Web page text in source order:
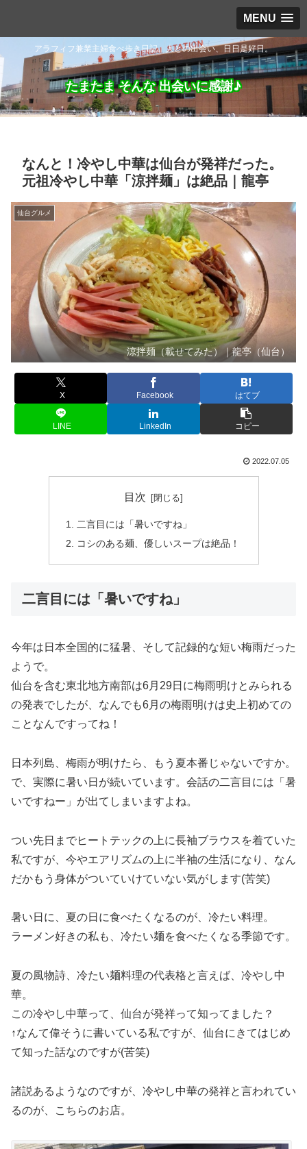
MENU
アラフィフ兼業主婦食べ歩き日記。人との出会い、日日是好日。
たまたま そんな 出会いに感謝♪
なんと！冷やし中華は仙台が発祥だった。
元祖冷やし中華「涼拌麺」は絶品｜龍亭
仙台グルメ
涼拌麺（載せてみた）｜龍亭（仙台）
X Facebook はてブ
LINE LinkedIn コピー
2022.07.05
目次
二言目には「暑いですね」
コシのある麺、優しいスープは絶品！
二言目には「暑いですね」
今年は日本全国的に猛暑、そして記録的な短い梅雨だった
ようで。
仙台を含む東北地方南部は6月29日に梅雨明けとみられる
の発表でしたが、なんでも6月の梅雨明けは史上初めての
ことなんですってね！
日本列島、梅雨が明けたら、もう夏本番じゃないですか。
で、実際に暑い日が続いています。会話の二言目には「暑
いですねー」が出てしまいますよね。
つい先日までヒートテックの上に長袖ブラウスを着ていた
私ですが、今やエアリズムの上に半袖の生活になり、なん
だかもう身体がついていけていない気がします(苦笑)
暑い日に、夏の日に食べたくなるのが、冷たい料理。
ラーメン好きの私も、冷たい麺を食べたくなる季節です。
夏の風物詩、冷たい麺料理の代表格と言えば、冷やし中
華。
この冷やし中華って、仙台が発祥って知ってました？
↑なんて偉そうに書いている私ですが、仙台にきてはじめ
て知った話なのですが(苦笑)
諸説あるようなのですが、冷やし中華の発祥と言われてい
るのが、こちらのお店。